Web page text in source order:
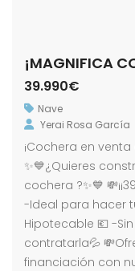
39.990€
Nave
Yerai Rosa García
¡Cochera en venta
✨💙¿Quieres
cochera ?✨💙
-Ideal para hacer
Hipotecable 💶 -
contratarla💦
financiación con